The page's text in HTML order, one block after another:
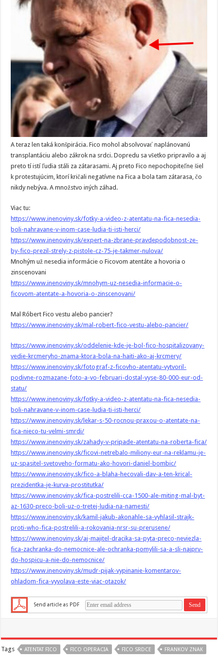
A teraz len taká konšpirácia. Fico mohol absolvovať naplánovanú
transplantáciu alebo zákrok na srdci. Dopredu sa všetko pripravilo a aj
preto tí istí ľudia stáli za zátarasami. Aj preto Fico nepochopiteľne šiel
k protestujúcim, ktorí kričali negatívne na Fica a bola tam zátarasa, čo
nikdy nebýva. A množstvo iných záhad.
Viac tu:
https://www.inenoviny.sk/fotky-a-video-z-atentatu-na-fica-nesedia-
boli-nahravane-v-inom-case-ludia-ti-isti-herci/
https://www.inenoviny.sk/expert-na-zbrane-pravdepodobnost-ze-
by-fico-prezil-strely-z-pistole-cz-75-je-takmer-nulova/
Mnohým už nesedia informácie o Ficovom atentáte a hovoria o
zinscenovani
https://www.inenoviny.sk/mnohym-uz-nesedia-informacie-o-
ficovom-atentate-a-hovoria-o-zinscenovani/
Mal Róbert Fico vestu alebo pancier?
https://www.inenoviny.sk/mal-robert-fico-vestu-alebo-pancier/
https://www.inenoviny.sk/oddelenie-kde-je-bol-fico-hospitalizovany-
vedie-krcmeryho-znama-ktora-bola-na-haiti-ako-aj-krcmery/
https://www.inenoviny.sk/fotograf-z-ficovho-atentatu-vytvoril-
podivne-rozmazane-foto-a-vo-februari-dostal-vyse-80-000-eur-od-
statu/
https://www.inenoviny.sk/fotky-a-video-z-atentatu-na-fica-nesedia-
boli-nahravane-v-inom-case-ludia-ti-isti-herci/
https://www.inenoviny.sk/lekar-s-50-rocnou-praxou-o-atentate-na-
fica-nieco-tu-velmi-smrdi/
https://www.inenoviny.sk/zahady-v-pripade-atentatu-na-roberta-fica/
https://www.inenoviny.sk/ficovi-netrebalo-miliony-eur-na-reklamu-je-
uz-spasitel-svetoveho-formatu-ako-hovori-daniel-bombic/
https://www.inenoviny.sk/fico-a-blaha-hecovali-dav-a-ten-krical-
prezidentka-je-kurva-prostitutka/
https://www.inenoviny.sk/fica-postrelili-cca-1500-ale-miting-mal-byt-
az-1630-preco-boli-uz-o-tretej-ludia-na-namesti/
https://www.inenoviny.sk/kamil-jakub-akonahle-sa-vyhlasil-strajk-
proti-who-fica-postrelili-a-rokovania-nrsr-su-prerusene/
https://www.inenoviny.sk/aj-majitel-dracika-sa-pyta-preco-neviezla-
fica-zachranka-do-nemocnice-ale-ochranka-pomylili-sa-a-sli-najprv-
do-hospicu-a-nie-do-nemocnice/
https://www.inenoviny.sk/mudr-pijak-vypinanie-komentarov-
ohladom-fica-vyvolava-este-viac-otazok/
Send article as PDF
Tags ATENTAT FICO FICO OPERACIA FICO SRDCE FRANKOV ZNAK